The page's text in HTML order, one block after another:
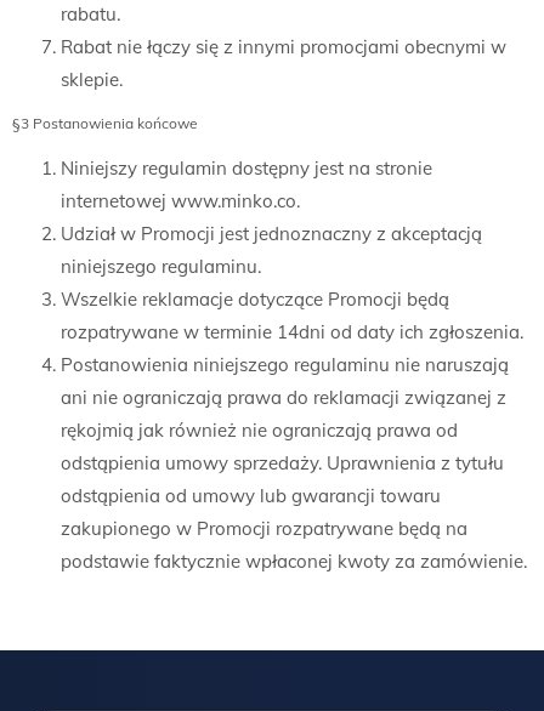
rabatu.
Rabat nie łączy się z innymi promocjami obecnymi w
sklepie.
§3 Postanowienia końcowe
Niniejszy regulamin dostępny jest na stronie
internetowej www.minko.co.
Udział w Promocji jest jednoznaczny z akceptacją
niniejszego regulaminu.
Wszelkie reklamacje dotyczące Promocji będą
rozpatrywane w terminie 14dni od daty ich zgłoszenia.
Postanowienia niniejszego regulaminu nie naruszają
ani nie ograniczają prawa do reklamacji związanej z
rękojmią jak również nie ograniczają prawa od
odstąpienia umowy sprzedaży. Uprawnienia z tytułu
odstąpienia od umowy lub gwarancji towaru
zakupionego w Promocji rozpatrywane będą na
podstawie faktycznie wpłaconej kwoty za zamówienie.